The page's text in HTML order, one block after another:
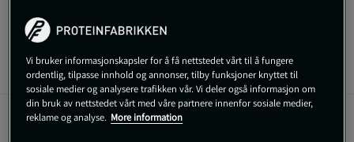
Les mer
Informasjon Anmeldelser
Beskrivelse
Vi bruker informasjonskapsler for å få nettstedet vårt til å fungere
ordentlig, tilpasse innhold og annonser, tilby funksjoner knyttet til
sosiale medier og analysere trafikken vår. Vi deler også informasjon om
din bruk av nettstedet vårt med våre partnere innenfor sosiale medier,
reklame og analyse. More information